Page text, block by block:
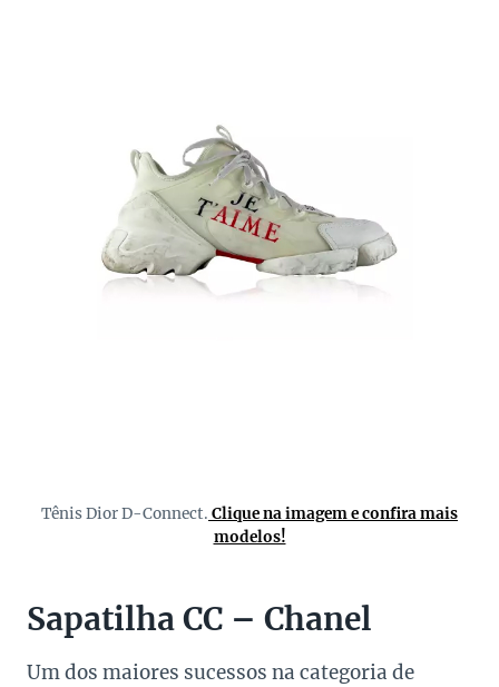
Tênis Dior D-Connect. Clique na imagem e confira mais
modelos!
Sapatilha CC – Chanel
Um dos maiores sucessos na categoria de